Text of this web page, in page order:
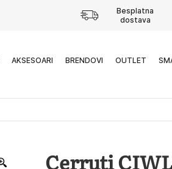
Besplatna
dostava
AKSESOARI BRENDOVI OUTLET
Cerruti